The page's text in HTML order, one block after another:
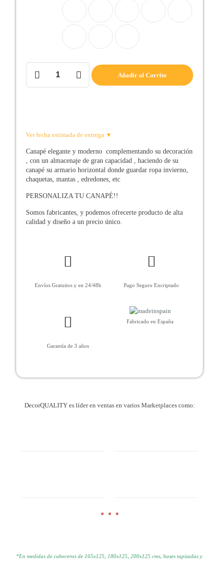
GRAN
Añadir al Carrito
Ver fecha estimada de entrega ▼
Canapé elegante y moderno complementando su decoración
, con un almacenaje de gran capacidad , haciendo de su
canapé su armario horizontal donde guardar ropa invierno,
chaquetas, mantas , edredones, etc
PERSONALIZA TU CANAPÉ!!
Somos fabricantes, y podemos ofrecerte producto de alta
calidad y diseño a un precio único.
Envíos Gratuitos y en 24/48h Pago Seguro Encriptado
Garantía de 3 años
Fabricado en España
DecorQUALITY es líder en ventas en varios Marketplaces como:
*En medidas de cabeceros de 165x125, 180x125, 200x125 cms, bases tapizadas y